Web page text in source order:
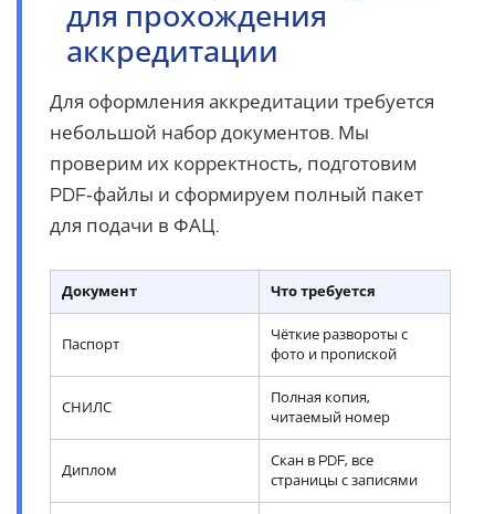
для прохождения
аккредитации
Для оформления аккредитации требуется
небольшой набор документов. Мы
проверим их корректность, подготовим
PDF‑файлы и сформируем полный пакет
для подачи в ФАЦ.
Документ Что требуется
Паспорт
Чёткие развороты с
фото и пропиской
СНИЛС
Полная копия,
читаемый номер
Диплом
Скан в PDF, все
страницы с записями